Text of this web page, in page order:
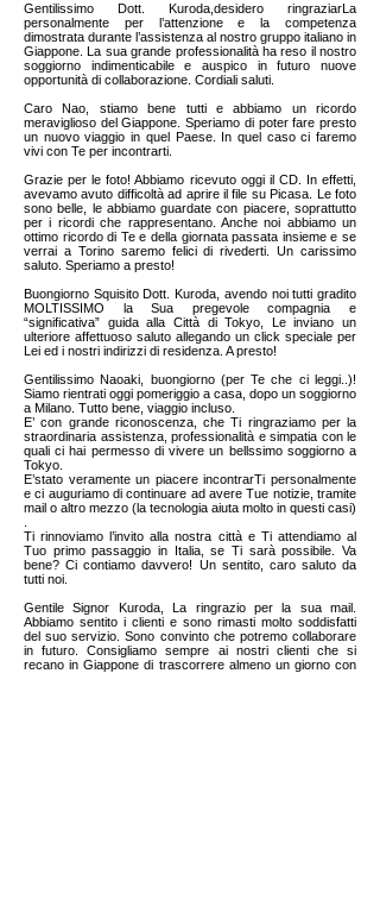
Gentilissimo Dott. Kuroda,desidero ringraziarLa
personalmente per l’attenzione e la competenza
dimostrata durante l’assistenza al nostro gruppo italiano in
Giappone. La sua grande professionalità ha reso il nostro
soggiorno indimenticabile e auspico in futuro nuove
opportunità di collaborazione. Cordiali saluti.
Caro Nao, stiamo bene tutti e abbiamo un ricordo
meraviglioso del Giappone. Speriamo di poter fare presto
un nuovo viaggio in quel Paese. In quel caso ci faremo
vivi con Te per incontrarti.
Grazie per le foto! Abbiamo ricevuto oggi il CD. In effetti,
avevamo avuto difficoltà ad aprire il file su Picasa. Le foto
sono belle, le abbiamo guardate con piacere, soprattutto
per i ricordi che rappresentano. Anche noi abbiamo un
ottimo ricordo di Te e della giornata passata insieme e se
verrai a Torino saremo felici di rivederti. Un carissimo
saluto. Speriamo a presto!
Buongiorno Squisito Dott. Kuroda, avendo noi tutti gradito
MOLTISSIMO la Sua pregevole compagnia e
“significativa” guida alla Città di Tokyo, Le inviano un
ulteriore affettuoso saluto allegando un click speciale per
Lei ed i nostri indirizzi di residenza. A presto!
Gentilissimo Naoaki, buongiorno (per Te che ci leggi..)!
Siamo rientrati oggi pomeriggio a casa, dopo un soggiorno
a Milano. Tutto bene, viaggio incluso.
E’ con grande riconoscenza, che Ti ringraziamo per la
straordinaria assistenza, professionalità e simpatia con le
quali ci hai permesso di vivere un bellssimo soggiorno a
Tokyo.
E’stato veramente un piacere incontrarTi personalmente
e ci auguriamo di continuare ad avere Tue notizie, tramite
mail o altro mezzo (la tecnologia aiuta molto in questi casi)
Ti rinnoviamo l’invito alla nostra città e Ti attendiamo al
Tuo primo passaggio in Italia, se Ti sarà possibile. Va
bene? Ci contiamo davvero! Un sentito, caro saluto da
tutti noi.
Gentile Signor Kuroda, La ringrazio per la sua mail.
Abbiamo sentito i clienti e sono rimasti molto soddisfatti
del suo servizio. Sono convinto che potremo collaborare
in futuro. Consigliamo sempre ai nostri clienti che si
recano in Giappone di trascorrere almeno un giorno con